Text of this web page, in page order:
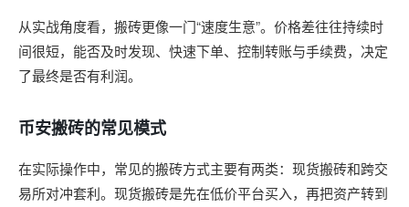
从实战角度看，搬砖更像一门“速度生意”。价格差往往持续时
间很短，能否及时发现、快速下单、控制转账与手续费，决定
了最终是否有利润。
币安搬砖的常见模式
在实际操作中，常见的搬砖方式主要有两类：现货搬砖和跨交
易所对冲套利。现货搬砖是先在低价平台买入，再把资产转到